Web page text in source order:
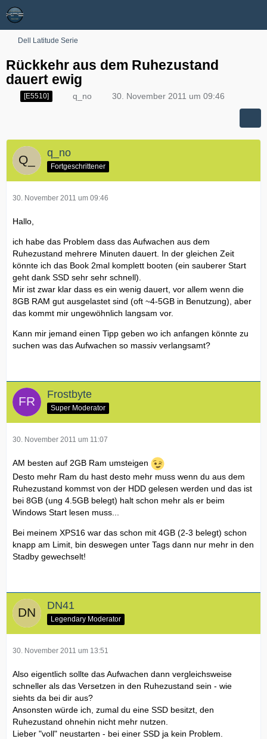
Dell Latitude Serie
Rückkehr aus dem Ruhezustand
dauert ewig
[E5510] q_no 30. November 2011 um 09:46
q_no
Fortgeschrittener
30. November 2011 um 09:46
Hallo,
ich habe das Problem dass das Aufwachen aus dem
Ruhezustand mehrere Minuten dauert. In der gleichen Zeit
könnte ich das Book 2mal komplett booten (ein sauberer Start
geht dank SSD sehr sehr schnell).
Mir ist zwar klar dass es ein wenig dauert, vor allem wenn die
8GB RAM gut ausgelastet sind (oft ~4-5GB in Benutzung), aber
das kommt mir ungewöhnlich langsam vor.
Kann mir jemand einen Tipp geben wo ich anfangen könnte zu
suchen was das Aufwachen so massiv verlangsamt?
Frostbyte
Super Moderator
30. November 2011 um 11:07
AM besten auf 2GB Ram umsteigen
Desto mehr Ram du hast desto mehr muss wenn du aus dem
Ruhezustand kommst von der HDD gelesen werden und das ist
bei 8GB (ung 4.5GB belegt) halt schon mehr als er beim
Windows Start lesen muss...
Bei meinem XPS16 war das schon mit 4GB (2-3 belegt) schon
knapp am Limit, bin deswegen unter Tags dann nur mehr in den
Stadby gewechselt!
DN41
Legendary Moderator
30. November 2011 um 13:51
Also eigentlich sollte das Aufwachen dann vergleichsweise
schneller als das Versetzen in den Ruhezustand sein - wie
siehts da bei dir aus?
Ansonsten würde ich, zumal du eine SSD besitzt, den
Ruhezustand ohnehin nicht mehr nutzen.
Lieber "voll" neustarten - bei einer SSD ja kein Problem.